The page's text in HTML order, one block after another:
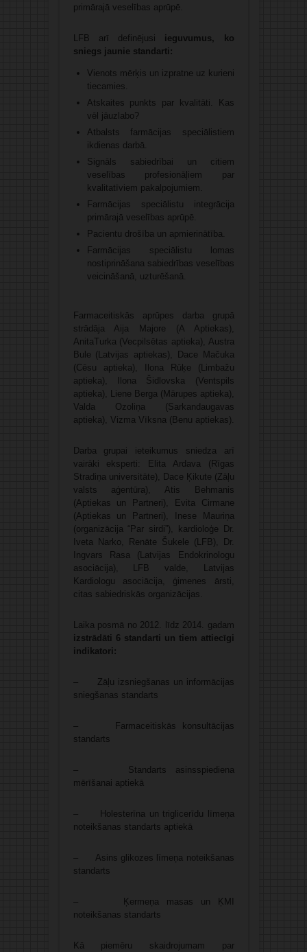
primārajā veselības aprūpē.
LFB arī definējusi ieguvumus, ko
sniegs jaunie standarti:
Vienots mērķis un izpratne uz kurieni
tiecamies.
Atskaites punkts par kvalitāti. Kas
vēl jāuzlabo?
Atbalsts farmācijas speciālistiem
ikdienas darbā.
Signāls sabiedrībai un citiem
veselības profesionāļiem par
kvalitatīviem pakalpojumiem.
Farmācijas speciālistu integrācija
primārajā veselības aprūpē.
Pacientu drošība un apmierinātība.
Farmācijas speciālistu lomas
nostiprināšana sabiedrības veselības
veicināšanā, uzturēšanā.
Farmaceitiskās aprūpes darba grupā
strādāja Aija Majore (A Aptiekas),
AnitaTurka (Vecpilsētas aptieka), Austra
Bule (Latvijas aptiekas), Dace Mačuka
(Cēsu aptieka), Ilona Rūķe (Limbažu
aptieka), Ilona Šidlovska (Ventspils
aptieka), Liene Berga (Mārupes aptieka),
Valda Ozoliņa (Sarkandaugavas
aptieka), Vizma Vīksna (Benu aptiekas).
Darba grupai ieteikumus sniedza arī
vairāki eksperti: Elita Ardava (Rīgas
Stradiņa universitāte), Dace Ķikute (Zāļu
valsts aģentūra), Atis Behmanis
(Aptiekas un Partneri), Evita Cirmane
(Aptiekas un Partneri), Inese Mauriņa
(organizācija “Par sirdi”), kardioloģe Dr.
Iveta Narko, Renāte Šukele (LFB), Dr.
Ingvars Rasa (Latvijas Endokrinologu
asociācija), LFB valde, Latvijas
Kardiologu asociācija, ģimenes ārsti,
citas sabiedriskās organizācijas.
Laika posmā no 2012. līdz 2014. gadam
izstrādāti 6 standarti un tiem attiecīgi
indikatori:
– Zāļu izsniegšanas un informācijas
sniegšanas standarts
– Farmaceitiskās konsultācijas
standarts
– Standarts asinsspiediena
mērīšanai aptiekā
– Holesterīna un triglicerīdu līmeņa
noteikšanas standarts aptiekā
– Asins glikozes līmeņa noteikšanas
standarts
– Ķermeņa masas un ĶMI
noteikšanas standarts
Kā piemēru skaidrojumam par